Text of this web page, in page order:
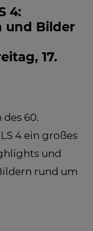
4:
und Bilder
17.
des 60.
4 ein großes
und
rund um